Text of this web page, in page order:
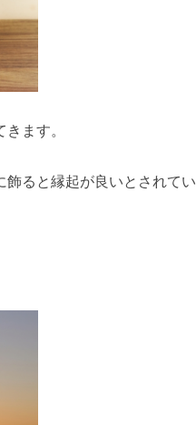
ます。
ると縁起が良いとされてい